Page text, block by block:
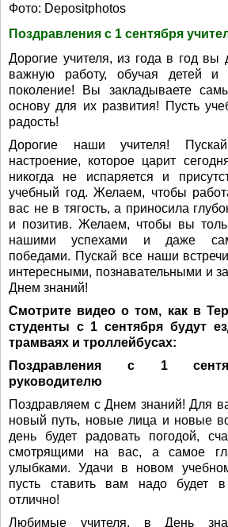
Фото: Depositphotos
Поздравления с 1 сентября
Дорогие учителя, из года в год вы
важную работу, обучая детей и
поколение! Вы закладываете
основу для их развития! Пусть
радость!
Дорогие наши учителя!
настроение, которое царит
никогда не испаряется и
учебный год. Желаем, чтобы
вас не в тягость, а приносила
и позитив. Желаем, чтобы вы
нашими успехами и даже
победами. Пускай все наши
интересными, познавательными и
Днем знаний!
Смотрите видео о том, как в
студенты с 1 сентября будут
трамваях и троллейбусах:
Поздравления с 1
руководителю
Поздравляем с Днем знаний! Для
новый путь, новые лица и новые
день будет радовать погодой,
смотрящими на вас, а самое
улыбками. Удачи в новом
пусть ставить вам надо будет в
отлично!
Любимые учителя, в День